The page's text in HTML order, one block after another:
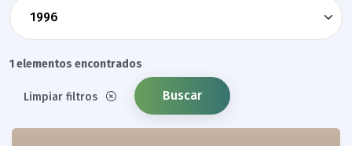
1 elementos encontrados
Limpiar filtros Buscar